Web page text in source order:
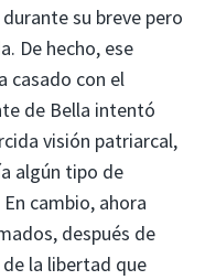
su breve pero
De hecho, ese
casado con el
de Bella intentó
visión patriarcal,
algún tipo de
cambio, ahora
después de
la libertad que